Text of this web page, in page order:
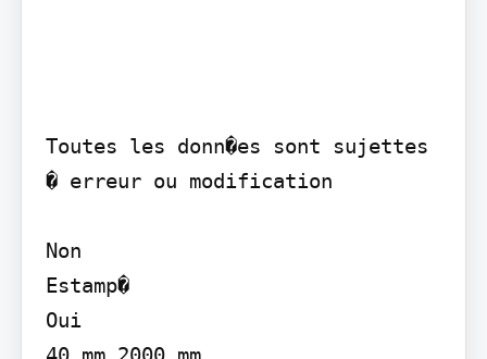
Toutes les donn�es sont sujettes
� erreur ou modification
Non
Estamp�
Oui